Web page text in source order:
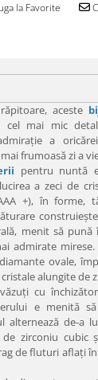
la Favorite
aceste
cel mai mic
a
frumoasă zi a
pentru nuntă
a zeci de
+), în forme,
menit să
admirate
ovale,
alungite de
cu
e menită
alternează de-a
zirconiu cubic
de fluturi aflaţi